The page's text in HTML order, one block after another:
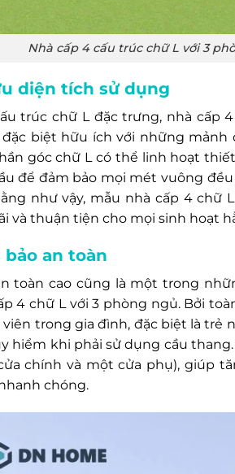
Nhà cấp 4 cấu trúc chữ L với 3
diện tích sử dụng
trúc chữ L đặc trưng, nhà cấp
biệt hữu ích với những
góc chữ L có thể linh hoạt
để đảm bảo mọi mét vuông
như vậy, mẫu nhà cấp 4 chữ
và thuận tiện cho mọi sinh hoạt
an toàn
toàn cao cũng là một trong
4 chữ L với 3 phòng ngủ. Bởi
trong gia đình, đặc biệt là trẻ
hiểm khi phải sử dụng cầu
chính và một cửa phụ), giúp
chóng.